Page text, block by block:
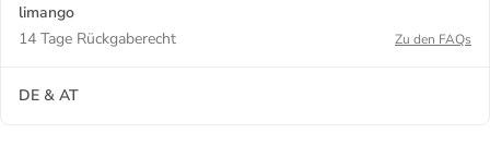
limango
14 Tage Rückgaberecht
Zu den FAQs
DE & AT